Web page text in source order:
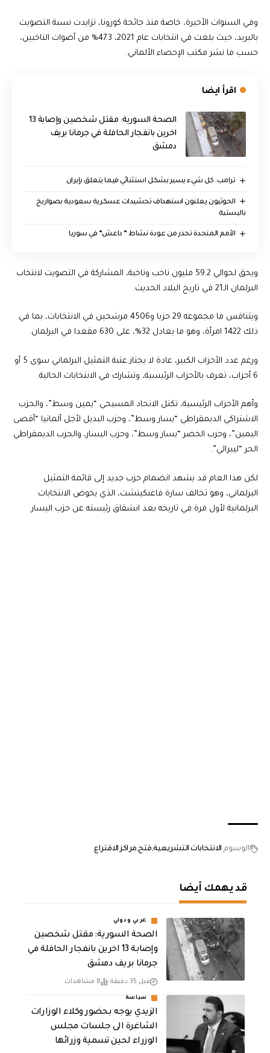
وفي السنوات الأخيرة، خاصة منذ جائحة كورونا، تزايدت نسبة التصويت
بالبريد، حيث بلغت في انتخابات عام 2021، 47.3% من أصوات الناخبين،
حسب ما نشر مكتب الإحصاء الألماني.
اقرأ ايضا
الصحة السورية: مقتل شخصين وإصابة 13
اخرين بانفجار الحافلة في جرمانا بريف
دمشق
ترامب: كل شيء يسير بشكل استثنائي فيما يتعلق بإيران
الحوثيون يعلنون استهداف تحشيدات عسكرية سعودية بصواريخ
باليستية
الأمم المتحدة تحذر من عودة نشاط ” داعش” في سوريا
ويحق لحوالي 59.2 مليون ناخب وناخبة، المشاركة في التصويت لانتخاب
البرلمان الـ21 في تاريخ البلاد الحديث.
ويتنافس ما مجموعه 29 حزبا و4506 مرشحين في الانتخابات، بما في
ذلك 1422 امرأة، وهو ما يعادل 32%، على 630 مقعدا في البرلمان.
ورغم عدد الأحزاب الكبير، عادة لا يجتاز عتبة التمثيل البرلماني سوى 5 أو
6 أحزاب، تعرف بالأحزاب الرئيسية، وتشارك في الانتخابات الحالية.
وأهم الأحزاب الرئيسية، تكتل الاتحاد المسيحي “يمين وسط”، والحزب
الاشتراكي الديمقراطي “يسار وسط”، وحزب البديل لأجل ألمانيا “أقصى
اليمين”، وحزب الخضر “يسار وسط”، وحزب اليسار، والحزب الديمقراطي
الحر “ليبرالي”.
لكن هذا العام قد يشهد انضمام حزب جديد إلى قائمة التمثيل
البرلماني، وهو تحالف سارة فاغنكينشت، الذي يخوض الانتخابات
البرلمانية لأول مرة في تاريخه بعد انشقاق رئيسته عن حزب اليسار.
الوسوم الانتخابات التشريعية فتح مراكز الاقتراع
قد يهمك أيضا
عربي ودولي
الصحة السورية: مقتل شخصين
وإصابة 13 اخرين بانفجار الحافلة في
جرمانا بريف دمشق
قبل 35 دقيقة 8 مشاهدات
سياسة
الزيدي يوجه بحضور وكلاء الوزارات
الشاغرة الى جلسات مجلس
الوزراء لحين تسمية وزرائها